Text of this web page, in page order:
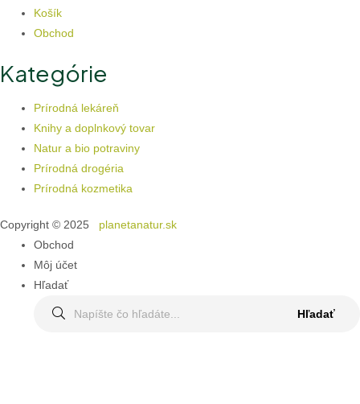
Košík
Obchod
Kategórie
Prírodná lekáreň
Knihy a doplnkový tovar
Natur a bio potraviny
Prírodná drogéria
Prírodná kozmetika
Copyright © 2025
planetanatur.sk
Obchod
Môj účet
Hľadať
Search
Hľadať